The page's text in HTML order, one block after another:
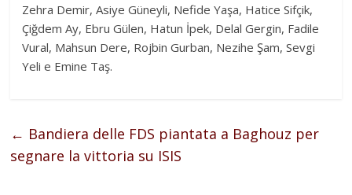
Zehra Demir, Asiye Güneyli, Nefide Yaşa, Hatice Sifçik,
Çiğdem Ay, Ebru Gülen, Hatun İpek, Delal Gergin, Fadile
Vural, Mahsun Dere, Rojbin Gurban, Nezihe Şam, Sevgi
Yeli e Emine Taş.
← Bandiera delle FDS piantata a Baghouz per
segnare la vittoria su ISIS